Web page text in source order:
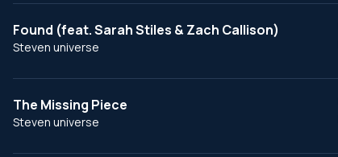
Found (feat. Sarah Stiles & Zach Callison)
Steven universe
The Missing Piece
Steven universe